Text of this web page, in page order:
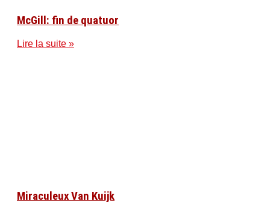
McGill: fin de quatuor
Lire la suite »
Miraculeux Van Kuijk